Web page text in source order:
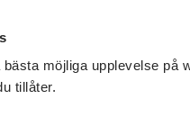
möjliga upplevelse på
tillåter.
KURSER OCH EVENEMANG